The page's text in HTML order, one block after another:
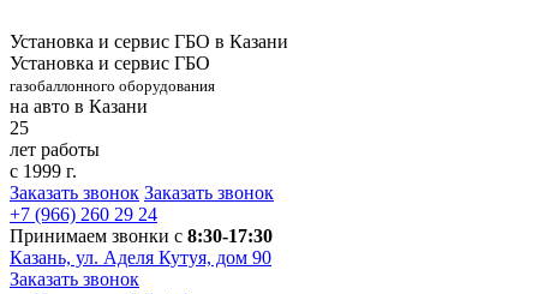
Установка и сервис ГБО в Казани
Установка и сервис ГБО
газобаллонного оборудования
на авто в Казани
25
лет работы
с 1999 г.
Заказать звонок Заказать звонок
+7 (966) 260 29 24
Принимаем звонки с 8:30-17:30
Казань, ул. Аделя Кутуя, дом 90
Заказать звонок